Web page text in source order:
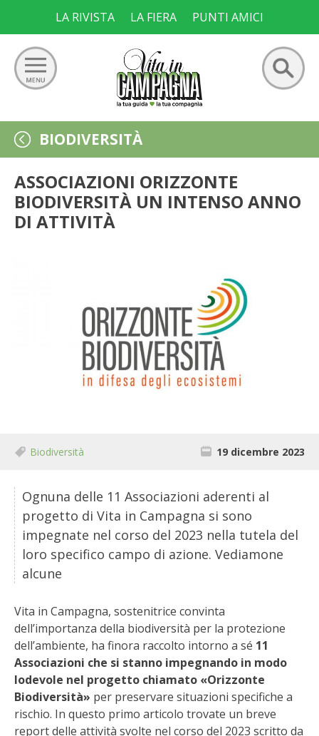
content
LA RIVISTA LA FIERA PUNTI AMICI
Ricerca
per:
GIARDINO
ORTO
FRUTTETO
BIODIVERSITÀ
STORIE DEI LETTORI
CONSERVARE LA FRUTTA
CONSERVE DELL’ORTO
FACEM
STIHL
BLUMEN
NOCCIOLA DI CALABRIA
BIODIVERSITÀ
ASSOCIAZIONI ORIZZONTE
BIODIVERSITÀ UN INTENSO ANNO
DI ATTIVITÀ
Biodiversità 19 dicembre 2023
Ognuna delle 11 Associazioni aderenti al
progetto di Vita in Campagna si sono
impegnate nel corso del 2023 nella tutela del
loro specifico campo di azione. Vediamone
alcune
Vita in Campagna, sostenitrice convinta
dell’importanza della biodiversità per la protezione
dell’ambiente, ha finora raccolto intorno a sé 11
Associazioni che si stanno impegnando in modo
lodevole nel progetto chiamato «Orizzonte
Biodiversità» per preservare situazioni specifiche a
rischio. In questo primo articolo trovate un breve
report delle attività svolte nel corso del 2023 scritto da